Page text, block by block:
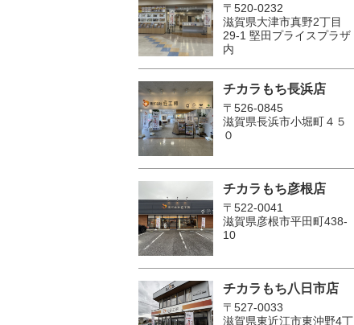
〒520-0232
滋賀県大津市真野2丁目
29-1 堅田プライスプラザ
内
チカラもち長浜店
〒526-0845
滋賀県長浜市小堀町４５
０
チカラもち彦根店
〒522-0041
滋賀県彦根市平田町438-
10
チカラもち八日市店
〒527-0033
滋賀県東近江市東沖野4丁